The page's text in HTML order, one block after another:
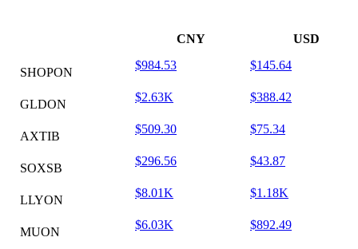
CNY USD
SHOPON
$984.53 $145.64
GLDON
$2.63K $388.42
AXTIB
$509.30 $75.34
SOXSB
$296.56 $43.87
LLYON
$8.01K $1.18K
MUON
$6.03K $892.49